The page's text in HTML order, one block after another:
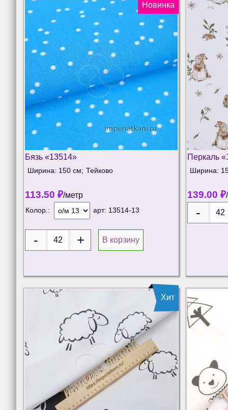
Новинка
Бязь «13514»
Ширина: 150 см; Тейково
113.50 ₽/метр
Колор.: арт: 13514-13
В корзину
Перкаль
Ширина:
139.00 ₽
Хит